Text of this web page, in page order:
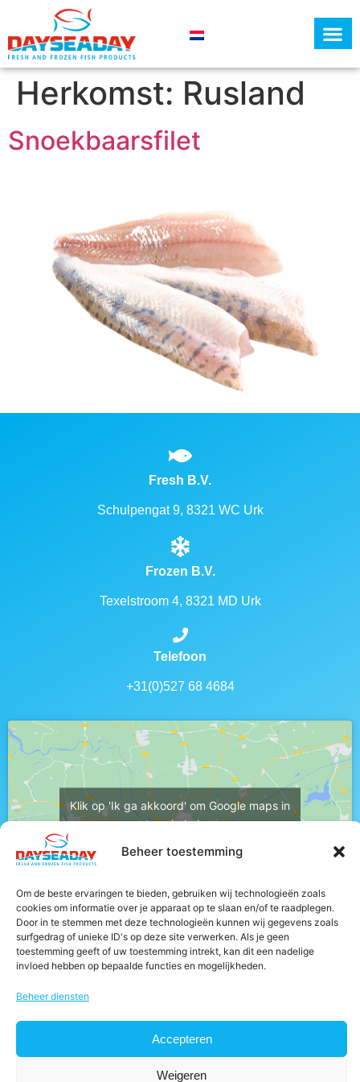
Beheer toestemming
Om de beste ervaringen te bieden, gebruiken wij technologieën zoals
cookies om informatie over je apparaat op te slaan en/of te raadplegen.
Door in te stemmen met deze technologieën kunnen wij gegevens zoals
surfgedrag of unieke ID's op deze site verwerken. Als je geen
toestemming geeft of uw toestemming intrekt, kan dit een nadelige
invloed hebben op bepaalde functies en mogelijkheden.
Beheer diensten
Accepteren
Weigeren
Herkomst: Rusland
Snoekbaarsfilet
Fresh B.V.
Schulpengat 9, 8321 WC Urk
Frozen B.V.
Texelstroom 4, 8321 MD Urk
Telefoon
+31(0)527 68 4684
Klik op 'Ik ga akkoord' om Google maps in
te schakelen
Algemene voorwaarden